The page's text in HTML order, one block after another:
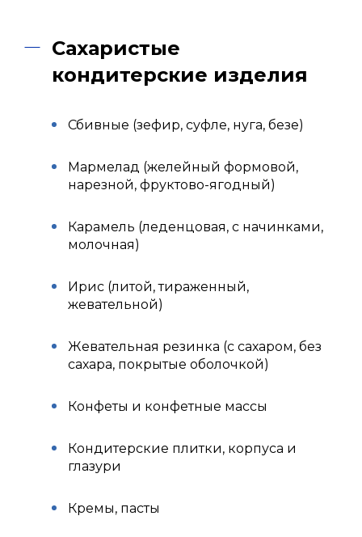
Сахаристые
кондитерские изделия
Сбивные (зефир, суфле, нуга, безе)
Мармелад (желейный формовой,
нарезной, фруктово-ягодный)
Карамель (леденцовая, с начинками,
молочная)
Ирис (литой, тираженный,
жевательной)
Жевательная резинка (с сахаром, без
сахара, покрытые оболочкой)
Конфеты и конфетные массы
Кондитерские плитки, корпуса и
глазури
Кремы, пасты